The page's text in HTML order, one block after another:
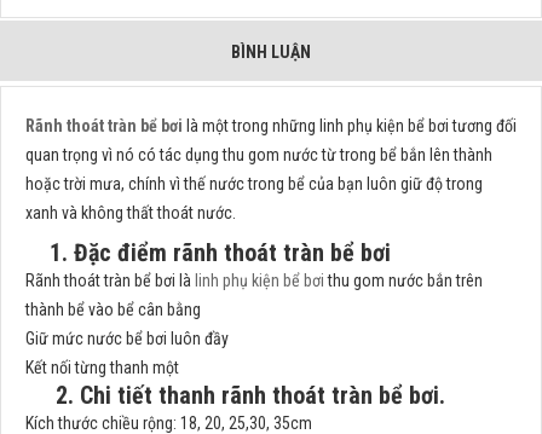
BÌNH LUẬN
Rãnh thoát tràn bể bơi là một trong những linh phụ kiện bể bơi tương đối
quan trọng vì nó có tác dụng thu gom nước từ trong bể bắn lên thành
hoặc trời mưa, chính vì thế nước trong bể của bạn luôn giữ độ trong
xanh và không thất thoát nước.
1. Đặc điểm rãnh thoát tràn bể bơi
Rãnh thoát tràn bể bơi là linh phụ kiện bể bơithu gom nước bắn trên
thành bể vào bể cân bằng
Giữ mức nước bể bơi luôn đầy
Kết nối từng thanh một
2. Chi tiết thanh rãnh thoát tràn bể bơi.
Kích thước chiều rộng: 18, 20, 25,30, 35cm